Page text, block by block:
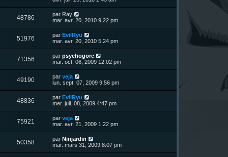
g
e
s
s
a
g
e
s
e
r
m
e
s
s
a
g
e
u
s
i
e
r
m
e
s
s
a
g
e
48786V
u
s
D
e
i
e
r
m
e
s
s
a
g
e
par Ray
mar. avr. 20, 2010 9:22 pm
51976V
u
s
D
e
i
e
r
m
e
s
s
a
g
e
par EvilRyu
mar. avr. 20, 2010 5:24 pm
71356V
u
s
D
e
i
e
r
m
e
s
s
a
g
e
par psychogore
mar. oct. 06, 2009 12:02 pm
49190V
u
D
e
i
e
r
m
e
s
s
a
g
e
par veja
lun. sept. 07, 2009 9:56 pm
48836V
u
s
D
e
i
e
r
m
e
s
par EvilRyu
mer. juil. 08, 2009 4:47 pm
75921
u
D
e
i
e
r
par veja
mar. avr. 21, 2009 1:22 pm
50358V
u
D
e
par Ninjardin
mar. mars 31, 2009 8:07 pm